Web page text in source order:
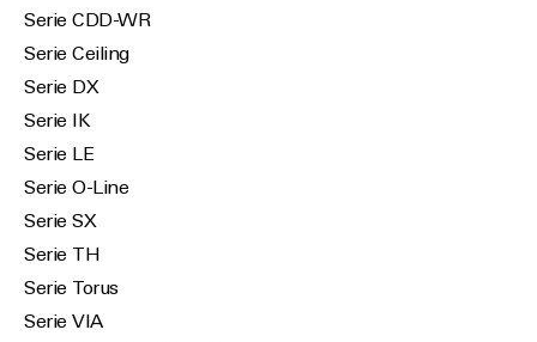
Serie CDD-WR
Serie Ceiling
Serie DX
Serie IK
Serie LE
Serie O-Line
Serie SX
Serie TH
Serie Torus
Serie VIA